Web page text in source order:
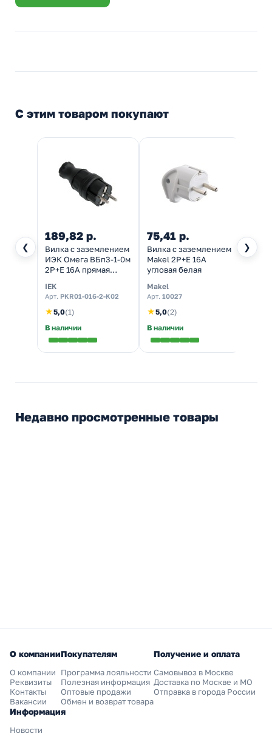
С этим товаром покупают
❮ ❯
189,82 р.
Вилка с заземлением
ИЭК Омега ВБп3-1-0м
2Р+Е 16А прямая
IEK
Арт. PKR01-016-2-K02
★5,0(1)
В наличии
75,41 р.
Вилка с заземлением
Makel 2P+E 16А
угловая белая
Makel
Арт. 10027
★5,0(2)
В наличии
Недавно просмотренные товары
О компании
О компании
Реквизиты
Контакты
Вакансии
Покупателям
Программа лояльности
Полезная информация
Оптовые продажи
Обмен и возврат товара
Получение и оплата
Самовывоз в Москве
Доставка по Москве и МО
Отправка в города России
Информация
Новости